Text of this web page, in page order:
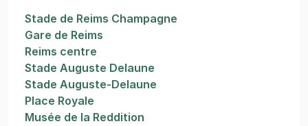
Stade de Reims Champagne
Gare de Reims
Reims centre
Stade Auguste Delaune
Stade Auguste-Delaune
Place Royale
Musée de la Reddition